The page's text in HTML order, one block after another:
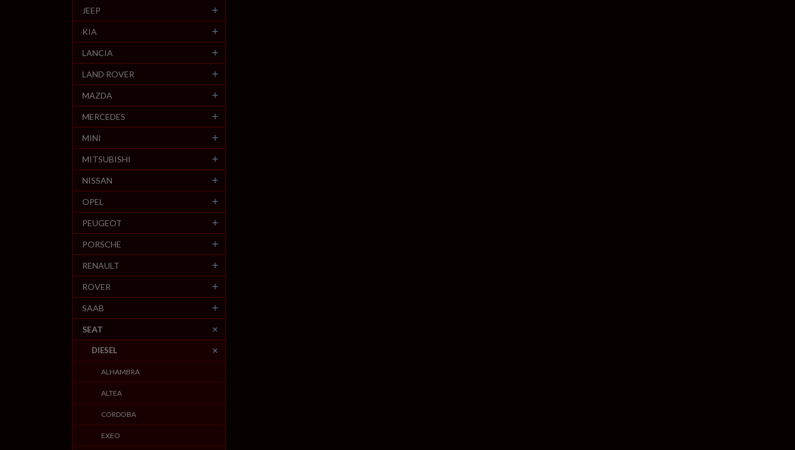
JEEP
KIA
LANCIA
LAND ROVER
MAZDA
MERCEDES
MINI
MITSUBISHI
NISSAN
OPEL
PEUGEOT
PORSCHE
RENAULT
ROVER
SAAB
SEAT
DIESEL
ALHAMBRA
ALTEA
CORDOBA
EXEO